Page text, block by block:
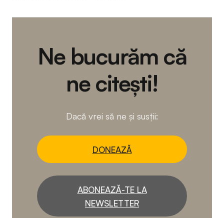
Ne bucurăm că
ne citești!
Dacă vrei să ne și susții:
DONEAZĂ
ABONEAZĂ-TE LA
NEWSLETTER